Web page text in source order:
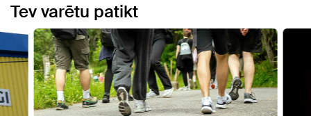
Tev varētu patikt